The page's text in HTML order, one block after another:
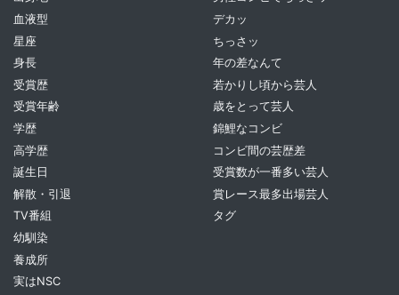
血液型
星座
身長
受賞歴
受賞年齢
学歴
高学歴
誕生日
解散・引退
TV番組
幼馴染
養成所
実はNSC
デカッ
ちっさッ
年の差なんて
若かりし頃から芸人
歳をとって芸人
錦鯉なコンビ
コンビ間の芸歴差
受賞数が一番多い芸人
賞レース最多出場芸人
タグ